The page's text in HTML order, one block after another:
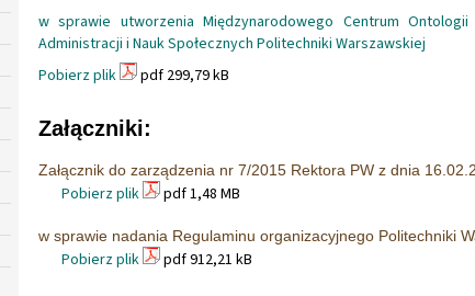
w sprawie utworzenia Międzynarodowego Centrum Ontologii
Administracji i Nauk Społecznych Politechniki Warszawskiej
Pobierz plik
pdf 299,79 kB
Załączniki:
Załącznik do zarządzenia nr 7/2015 Rektora PW z dnia
Pobierz plik pdf 1,48 MB
w sprawie nadania Regulaminu organizacyjnego Politechniki
Pobierz plik pdf 912,21 kB